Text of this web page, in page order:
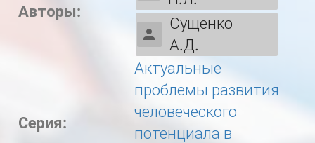
Авторы:
Сущенко
А.Д.
Серия:
Актуальные
проблемы развития
человеческого
потенциала в